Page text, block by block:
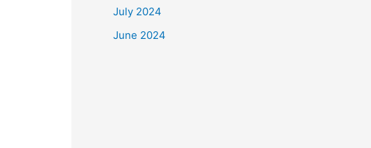
July 2024
June 2024